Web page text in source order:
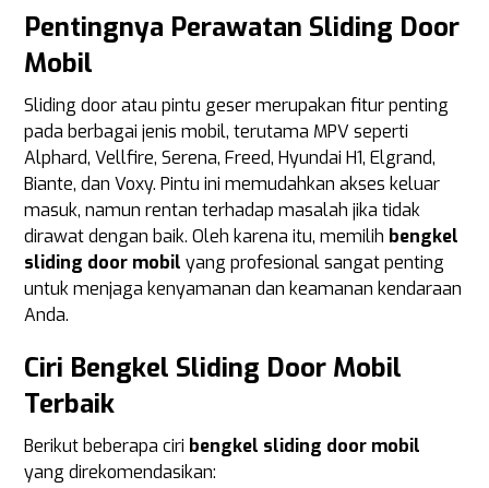
Pentingnya Perawatan Sliding Door
Mobil
Sliding door atau pintu geser merupakan fitur penting
pada berbagai jenis mobil, terutama MPV seperti
Alphard, Vellfire, Serena, Freed, Hyundai H1, Elgrand,
Biante, dan Voxy. Pintu ini memudahkan akses keluar
masuk, namun rentan terhadap masalah jika tidak
dirawat dengan baik. Oleh karena itu, memilih bengkel
sliding door mobil yang profesional sangat penting
untuk menjaga kenyamanan dan keamanan kendaraan
Anda.
Ciri Bengkel Sliding Door Mobil
Terbaik
Berikut beberapa ciri bengkel sliding door mobil
yang direkomendasikan: